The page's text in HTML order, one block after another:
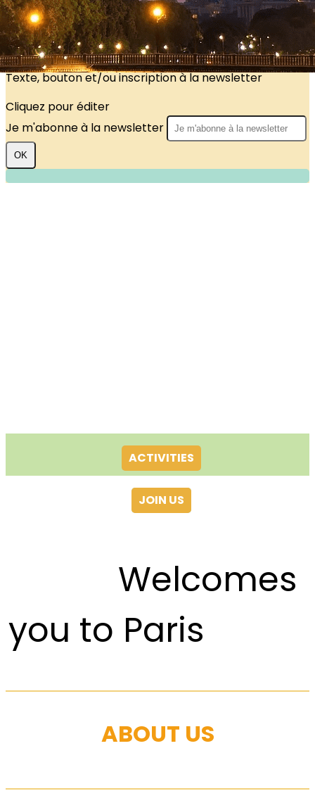
Images de la page d'accueil
Cliquez pour éditer
Texte, bouton et/ou inscription à la newsletter
Cliquez pour éditer
Je m'abonne à la newsletter
OK
ACTIVITIES
JOIN US
Welcomes
you to Paris
ABOUT US